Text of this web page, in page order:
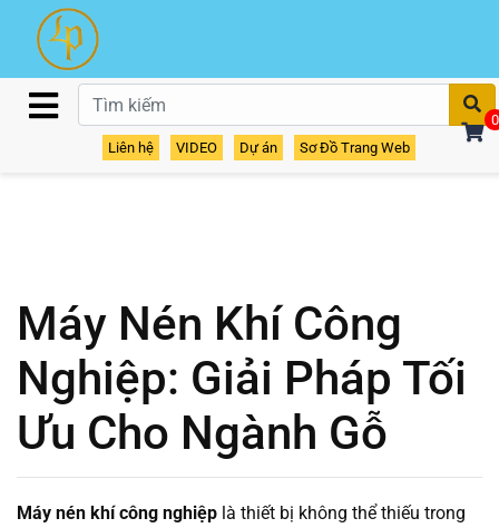
Liên hệ VIDEO Dự án Sơ Đồ Trang Web
0
Máy Nén Khí Công
Nghiệp: Giải Pháp Tối
Ưu Cho Ngành Gỗ
Máy nén khí công nghiệp là thiết bị không thể thiếu trong